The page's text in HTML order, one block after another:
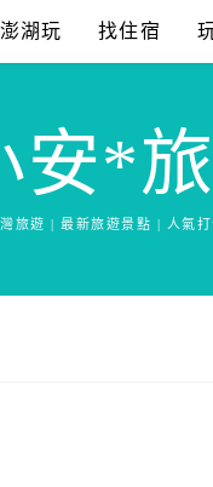
澎湖玩 找住宿
安*
旅遊 | 最新旅遊景點 | 人氣打